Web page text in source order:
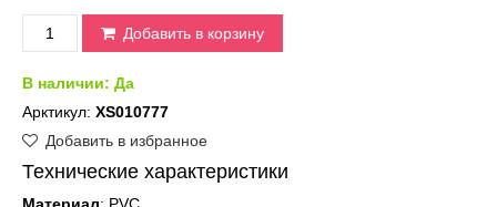
Добавить в корзину
В наличии: Да
Арктикул: XS010777
Добавить в избранное
Технические характеристики